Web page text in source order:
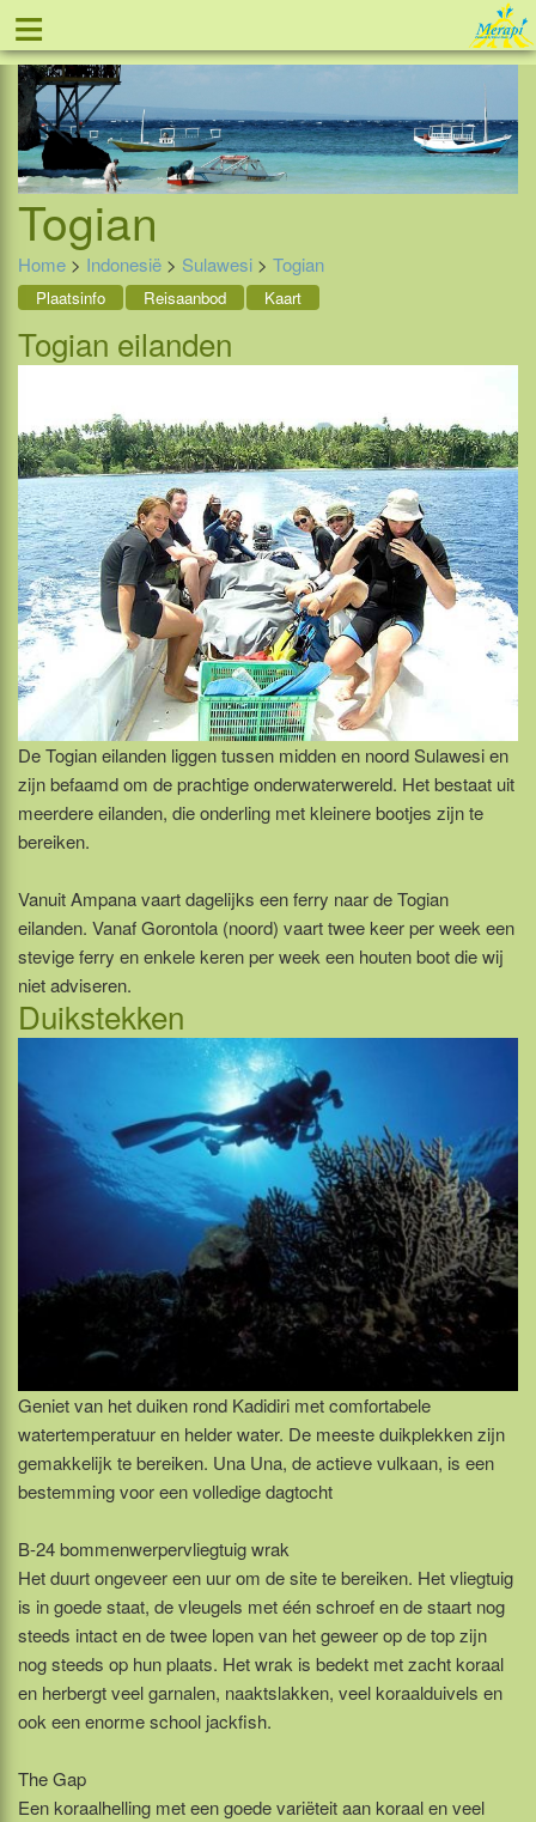
≡ Tel: 088 - 81 11 999
Togian
Home > Indonesië > Sulawesi > Togian
Plaatsinfo Reisaanbod Kaart
Togian eilanden
De Togian eilanden liggen tussen midden en noord Sulawesi en
zijn befaamd om de prachtige onderwaterwereld. Het bestaat uit
meerdere eilanden, die onderling met kleinere bootjes zijn te
bereiken.
Vanuit Ampana vaart dagelijks een ferry naar de Togian
eilanden. Vanaf Gorontola (noord) vaart twee keer per week een
stevige ferry en enkele keren per week een houten boot die wij
niet adviseren.
Duikstekken
Geniet van het duiken rond Kadidiri met comfortabele
watertemperatuur en helder water. De meeste duikplekken zijn
gemakkelijk te bereiken. Una Una, de actieve vulkaan, is een
bestemming voor een volledige dagtocht
B-24 bommenwerpervliegtuig wrak
Het duurt ongeveer een uur om de site te bereiken. Het vliegtuig
is in goede staat, de vleugels met één schroef en de staart nog
steeds intact en de twee lopen van het geweer op de top zijn
nog steeds op hun plaats. Het wrak is bedekt met zacht koraal
en herbergt veel garnalen, naaktslakken, veel koraalduivels en
ook een enorme school jackfish.
The Gap
Een koraalhelling met een goede variëteit aan koraal en veel